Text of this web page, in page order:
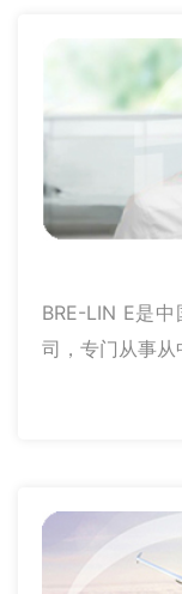
BRE-LIN E是
司，专门从事从